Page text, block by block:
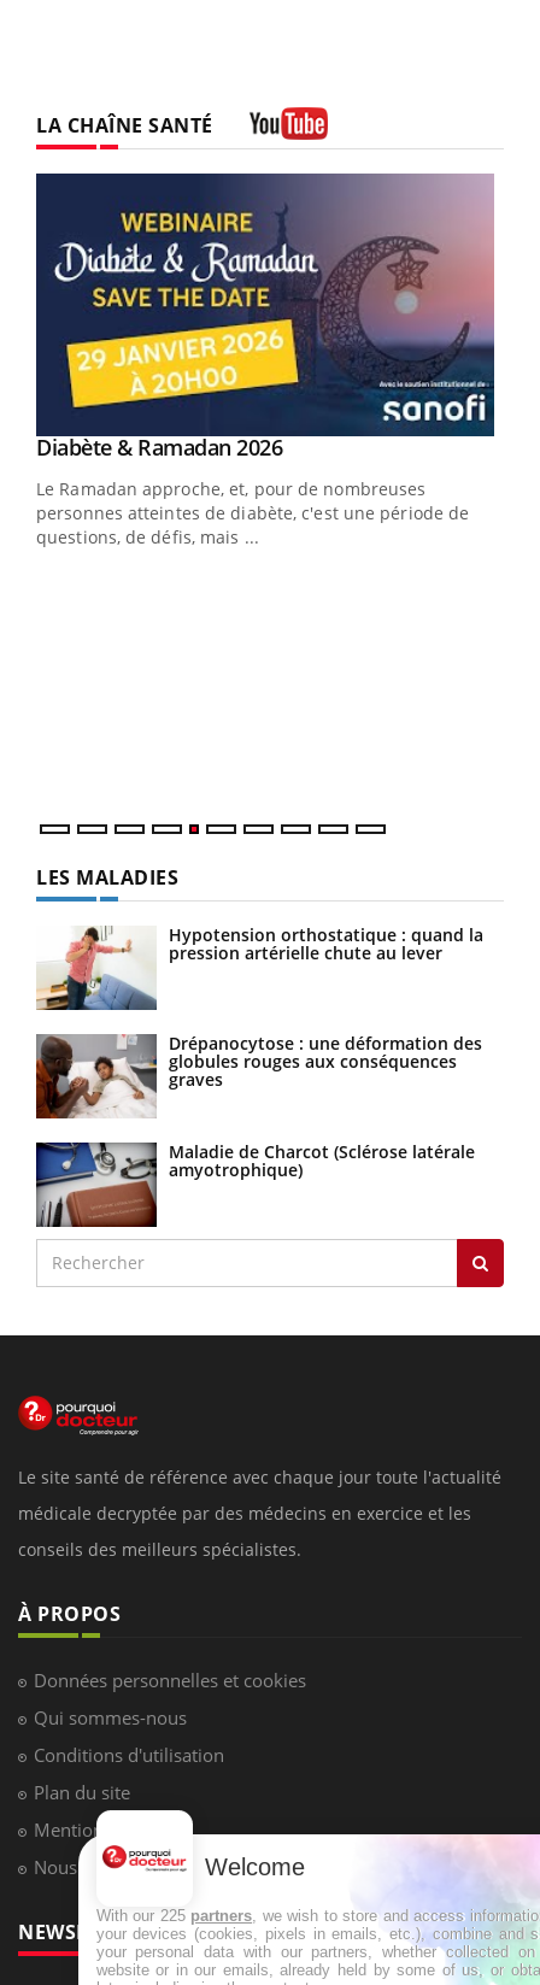
LA CHAÎNE SANTÉ
Youtube
Diabète & Ramadan 2026Youtube
Le Ramadan approche, et, pour de nombreuses
personnes atteintes de diabète, c'est une période de
questions, de défis, mais ...
LES MALADIES
Hypotension orthostatique : quand la
pression artérielle chute au lever
Drépanocytose : une déformation des
globules rouges aux conséquences
graves
Maladie de Charcot (Sclérose latérale
amyotrophique)
Le site santé de référence avec chaque jour toute l'actualité
médicale decryptée par des médecins en exercice et les
conseils des meilleurs spécialistes.
À PROPOS
Données personnelles et cookies
Qui sommes-nous
Conditions d'utilisation
Plan du site
Mentions Légales
Nous contacter
NEWSLETTER
Welcome
With our 225 partners , we wish to store and access
your devices (cookies, pixels in emails, etc.), combine and
your personal data with our partners, whether collected
website or in our emails, already held by some of us, or